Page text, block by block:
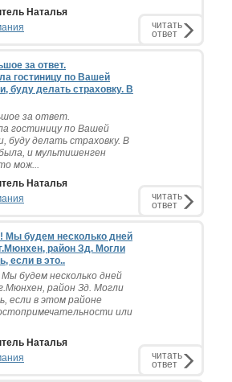
Наталья
читать
ответ
за ответ.
гостиницу по Вашей
буду делать страховку. В
за ответ.
гостиницу по Вашей
буду делать страховку. В
и мультишенген
мож...
Наталья
читать
ответ
Мы будем несколько дней
район Зд. Могли
если в это..
будем несколько дней
район Зд. Могли
если в этом районе
или
Наталья
читать
ответ